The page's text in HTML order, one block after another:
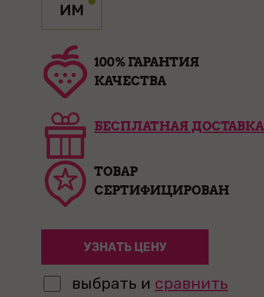
ИМ
100% ГАРАНТИЯ
КАЧЕСТВА
БЕСПЛАТНАЯ ДОСТАВКА
ТОВАР
СЕРТИФИЦИРОВАН
УЗНАТЬ ЦЕНУ
выбрать и сравнить